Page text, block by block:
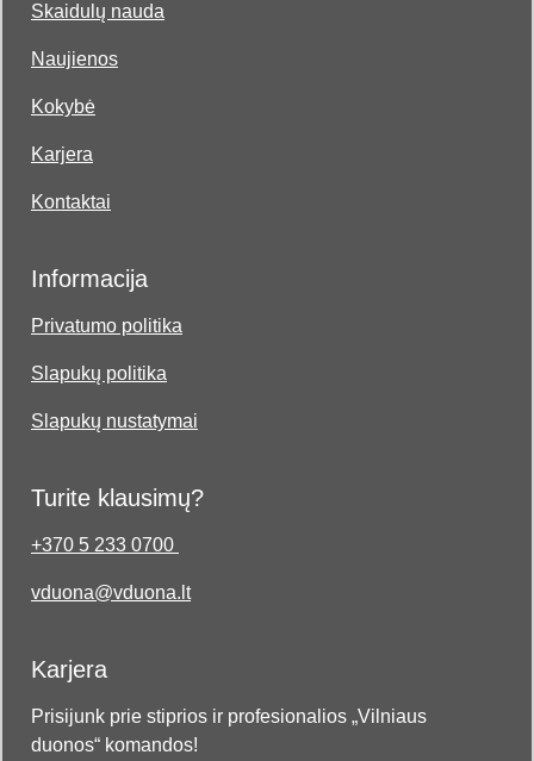
Skaidulų nauda
Naujienos
Kokybė
Karjera
Kontaktai
Informacija
Privatumo politika
Slapukų politika
Slapukų nustatymai
Turite klausimų?
+370 5 233 0700
vduona@vduona.lt
Karjera
Prisijunk prie stiprios ir profesionalios „Vilniaus
duonos“ komandos!